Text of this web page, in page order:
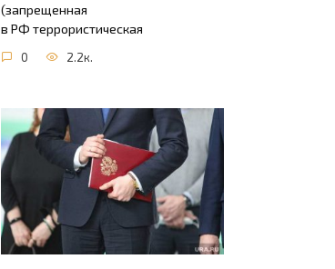
(запрещенная
в РФ террористическая
0 2.2к.